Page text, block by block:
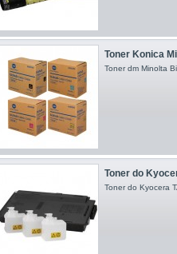
Toner Konica
Toner dm Minolta
Toner do
Toner do Kyocera